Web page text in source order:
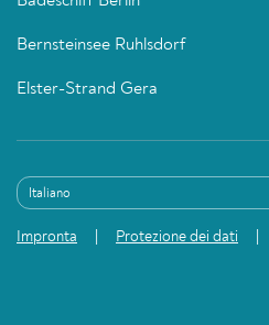
Bernsteinsee Ruhlsdorf
Elster-Strand Gera
Impronta Protezione dei dati